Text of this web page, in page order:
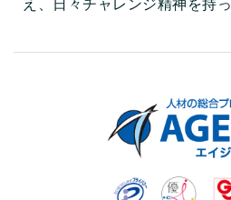
え、日々チャレンジ精神を持